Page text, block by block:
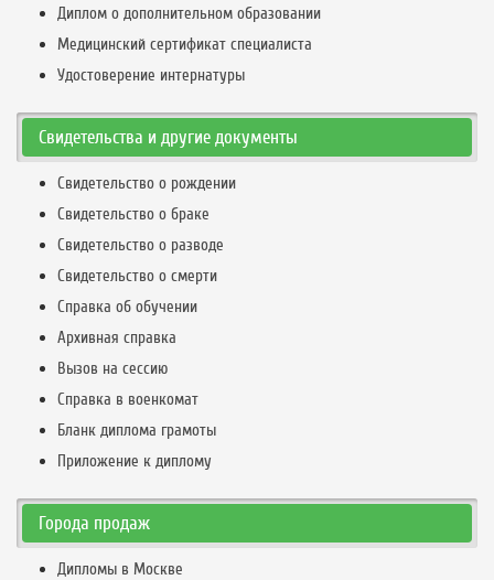
Диплом о дополнительном образовании
Медицинский сертификат специалиста
Удостоверение интернатуры
Свидетельства и другие документы
Свидетельство о рождении
Свидетельство о браке
Свидетельство о разводе
Свидетельство о смерти
Справка об обучении
Архивная справка
Вызов на сессию
Справка в военкомат
Бланк диплома грамоты
Приложение к диплому
Города продаж
Дипломы в Москве